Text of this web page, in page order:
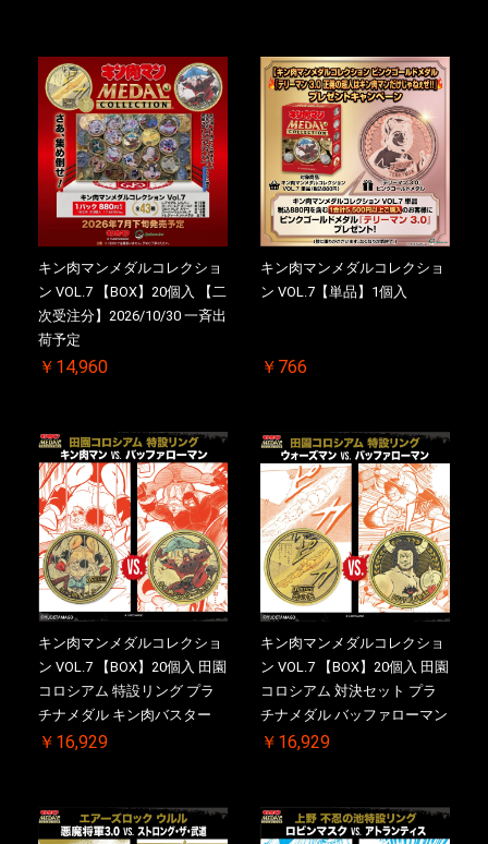
キン肉マンメダルコレクショ
ン VOL.7 【BOX】20個入 【二
次受注分】2026/10/30 一斉出
荷予定
￥14,960
キン肉マンメダルコレクショ
ン VOL.7【単品】1個入
￥766
キン肉マンメダルコレクショ
ン VOL.7 【BOX】20個入 田園
コロシアム 特設リング プラ
チナメダル キン肉バスター
VS. キン肉バスターやぶり ケ
【二次受注分】2026/10/30 一
斉出荷予定
￥16,929
キン肉マンメダルコレクショ
ン VOL.7 【BOX】20個入 田園
コロシアム 対決セット プラ
チナメダル バッファローマン
2.0 顎髭 Ver. VS. 光の矢 ケー
【二次受注分】2026/10/30 一
斉出荷予定
￥16,929